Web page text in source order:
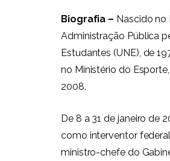
Biografia – Nascido no
Administração Pública
Estudantes (UNE), de
no Ministério do
2008.
De 8 a 31 de janeiro de
como interventor
ministro-chefe do